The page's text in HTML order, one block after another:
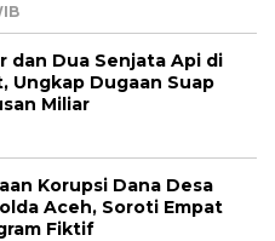
dan Dua Senjata Api di
Ungkap Dugaan Suap
Miliar
Korupsi Dana Desa
Aceh, Soroti Empat
Fiktif